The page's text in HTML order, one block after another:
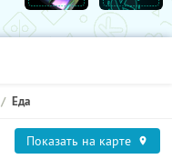
Еда
Показать на карте